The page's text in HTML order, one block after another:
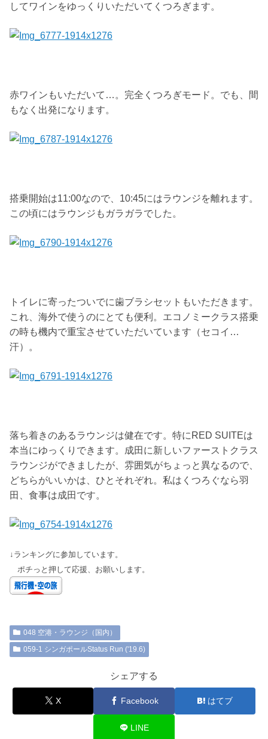
してワインをゆっくりいただいてくつろぎます。
赤ワインもいただいて…。完全くつろぎモード。でも、間
もなく出発になります。
搭乗開始は11:00なので、10:45にはラウンジを離れます。
この頃にはラウンジもガラガラでした。
トイレに寄ったついでに歯ブラシセットもいただきます。
これ、海外で使うのにとても便利。エコノミークラス搭乗
の時も機内で重宝させていただいています（セコイ…
汗）。
落ち着きのあるラウンジは健在です。特にRED SUITEは
本当にゆっくりできます。成田に新しいファーストクラス
ラウンジができましたが、雰囲気がちょっと異なるので、
どちらがいいかは、ひとそれぞれ。私はくつろぐなら羽
田、食事は成田です。
↓ランキングに参加しています。
ポチっと押して応援、お願いします。
048 空港・ラウンジ（国内）
059-1 シンガポールStatus Run ('19.6)
シェアする
X Facebook はてブ
LINE